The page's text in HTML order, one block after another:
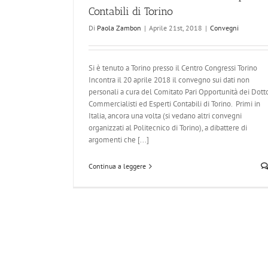
Contabili di Torino
Di Paola Zambon | Aprile 21st, 2018 | Convegni
Si è tenuto a Torino presso il Centro Congressi Torino
Incontra il 20 aprile 2018 il convegno sui dati non
personali a cura del Comitato Pari Opportunità dei
Commercialisti ed Esperti Contabili di Torino. Primi in
Italia, ancora una volta (si vedano altri convegni
organizzati al Politecnico di Torino), a dibattere di
argomenti che [...]
Continua a leggere